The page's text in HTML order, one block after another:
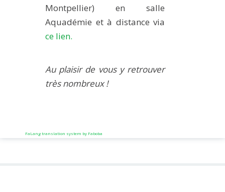
Montpellier) en salle
Aquadémie et à distance via
ce lien.
Au plaisir de vous y retrouver
très nombreux !
FaLang translation system by Faboba